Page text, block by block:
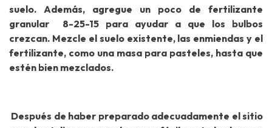
suelo. Además, agregue un poco de fertilizante
granular 8-25-15 para ayudar a que los bulbos
crezcan. Mezcle el suelo existente, las enmiendas y el
fertilizante, como una masa para pasteles, hasta que
estén bien mezclados.
Después de haber preparado adecuadamente el sitio